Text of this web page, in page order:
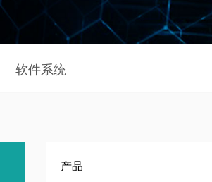
软件系统
产品